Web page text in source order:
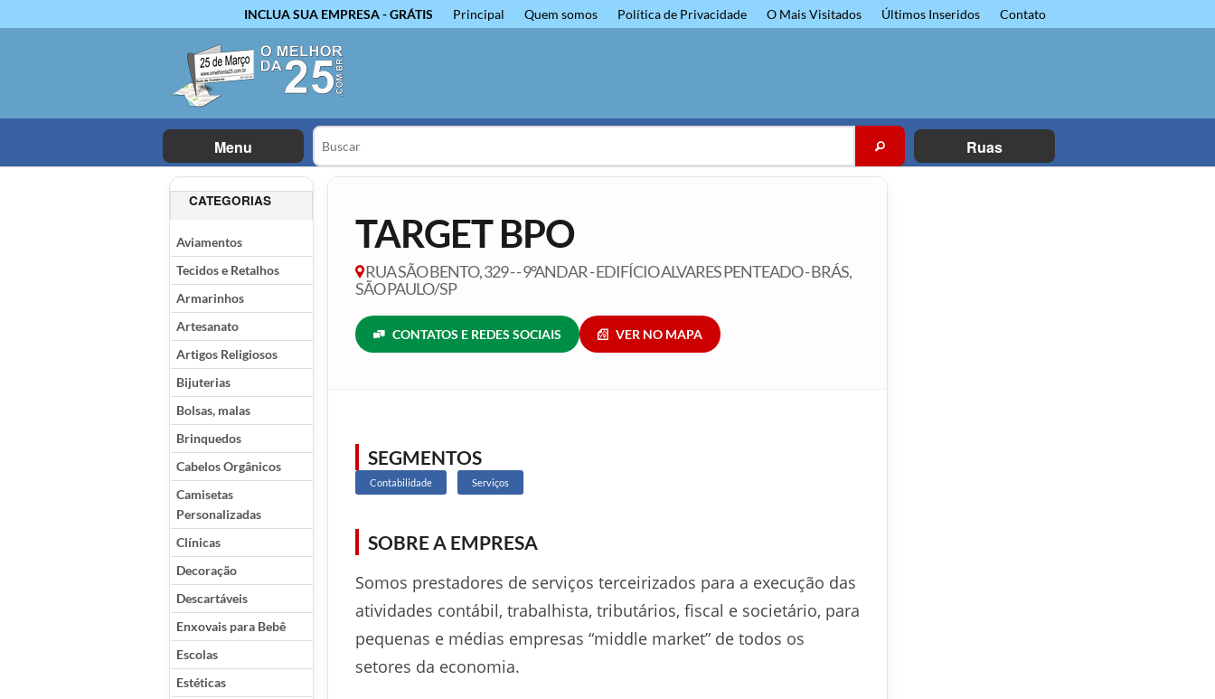
INCLUA SUA EMPRESA - GRÁTIS Principal Quem somos Política de Privacidade O Mais Visitados Últimos Inseridos Contato
Menu Ruas
CATEGORIAS
Aviamentos
Tecidos e Retalhos
Armarinhos
Artesanato
Artigos Religiosos
Bijuterias
Bolsas, malas
Brinquedos
Cabelos Orgânicos
Camisetas
Personalizadas
Clínicas
Decoração
Descartáveis
Enxovais para Bebê
Escolas
Estéticas
TARGET BPO
RUA SÃO BENTO, 329 - - 9°ANDAR - EDIFÍCIO ALVARES PENTEADO - BRÁS,
SÃO PAULO/SP
CONTATOS E REDES SOCIAIS VER NO MAPA
SEGMENTOS
Contabilidade Serviços
SOBRE A EMPRESA
Somos prestadores de serviços terceirizados para a execução das
atividades contábil, trabalhista, tributários, fiscal e societário, para
pequenas e médias empresas “middle market” de todos os
setores da economia.